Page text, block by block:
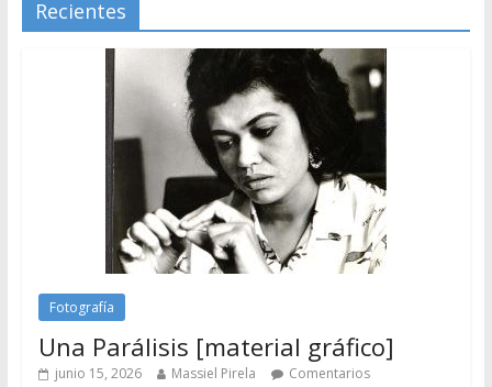
Recientes
Fotografía
Una Parálisis [material gráfico]
junio 15, 2026 Massiel Pirela
Comentarios